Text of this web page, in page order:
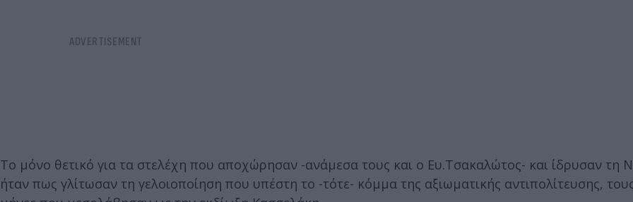
Το μόνο θετικό για τα στελέχη που αποχώρησαν -ανάμεσα τους και ο Ευ.Τσακαλώτος- και ίδρυσαν τη
ήταν πως γλίτωσαν τη γελοιοποίηση που υπέστη το -τότε- κόμμα της αξιωματικής αντιπολίτευσης,